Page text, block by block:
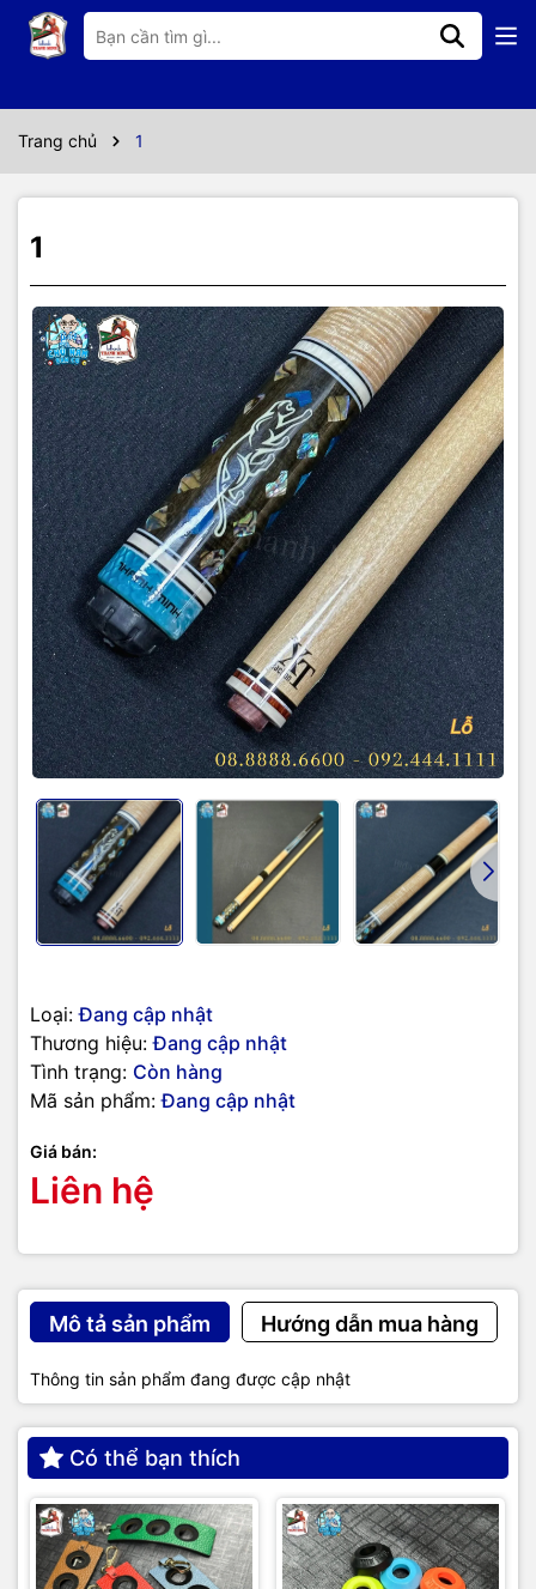
Trang chủ 1
1
Loại: Đang cập nhật
Thương hiệu: Đang cập nhật
Tình trạng: Còn hàng
Mã sản phẩm: Đang cập nhật
Giá bán:
Liên hệ
Mô tả sản phẩm Hướng dẫn mua hàng
Thông tin sản phẩm đang được cập nhật
Có thể bạn thích
Thông số kỹ thuật